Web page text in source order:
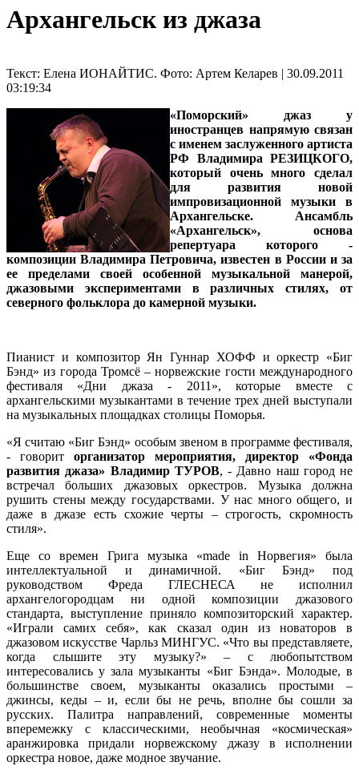
Архангельск из джаза
Текст: Елена ИОНАЙТИС. Фото: Артем Келарев | 30.09.2011
03:19:34
«Поморский» джаз у
иностранцев напрямую связан
с именем заслуженного артиста
РФ Владимира РЕЗИЦКОГО,
который очень много сделал
для развития новой
импровизационной музыки в
Архангельске. Ансамбль
«Архангельск», основа
репертуара которого -
композиции Владимира Петровича, известен в России и за
ее пределами своей особенной музыкальной манерой,
джазовыми экспериментами в различных стилях, от
северного фольклора до камерной музыки.
Пианист и композитор Ян Гуннар ХОФФ и оркестр «Биг
Бэнд» из города Тромсё – норвежские гости международного
фестиваля «Дни джаза - 2011», которые вместе с
архангельскими музыкантами в течение трех дней выступали
на музыкальных площадках столицы Поморья.
«Я считаю «Биг Бэнд» особым звеном в программе фестиваля,
- говорит организатор мероприятия, директор «Фонда
развития джаза» Владимир ТУРОВ, - Давно наш город не
встречал больших джазовых оркестров. Музыка должна
рушить стены между государствами. У нас много общего, и
даже в джазе есть схожие черты – строгость, скромность
стиля».
Еще со времен Грига музыка «made in Норвегия» была
интеллектуальной и динамичной. «Биг Бэнд» под
руководством Фреда ГЛЕСНЕСА не исполнил
архангелогородцам ни одной композиции джазового
стандарта, выступление приняло композиторский характер.
«Играли самих себя», как сказал один из новаторов в
джазовом искусстве Чарльз МИНГУС. «Что вы представляете,
когда слышите эту музыку?» – с любопытством
интересовались у зала музыканты «Биг Бэнда». Молодые, в
большинстве своем, музыканты оказались простыми –
джинсы, кеды – и, если бы не речь, вполне бы сошли за
русских. Палитра направлений, современные моменты
вперемежку с классическими, необычная «космическая»
аранжировка придали норвежскому джазу в исполнении
оркестра новое, даже модное звучание.